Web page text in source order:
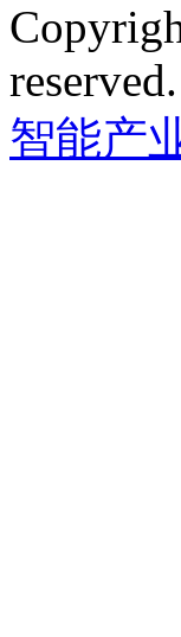
reserved.
智能产